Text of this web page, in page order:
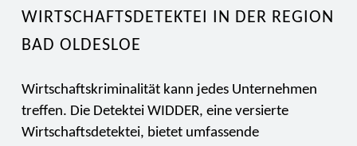
WIRTSCHAFTSDETEKTEI IN DER REGION
BAD OLDESLOE
Wirtschaftskriminalität kann jedes Unternehmen
treffen. Die Detektei WIDDER, eine versierte
Wirtschaftsdetektei, bietet umfassende